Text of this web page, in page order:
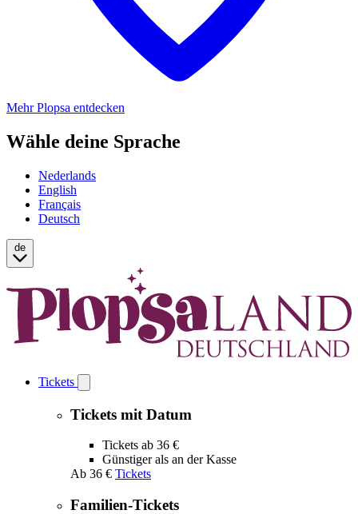
Mehr Plopsa entdecken
Wähle deine Sprache
Nederlands
English
Français
Deutsch
de
Tickets
Tickets
Tickets mit Datum
Tickets ab 36 €
Günstiger als an der Kasse
Ab 36 € Tickets
Familien-Tickets